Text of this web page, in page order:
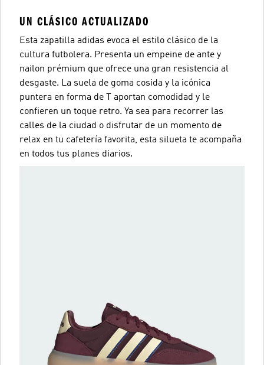
UN CLÁSICO ACTUALIZADO
Esta zapatilla adidas evoca el estilo clásico de la
cultura futbolera. Presenta un empeine de ante y
nailon prémium que ofrece una gran resistencia al
desgaste. La suela de goma cosida y la icónica
puntera en forma de T aportan comodidad y le
confieren un toque retro. Ya sea para recorrer las
calles de la ciudad o disfrutar de un momento de
relax en tu cafetería favorita, esta silueta te acompaña
en todos tus planes diarios.